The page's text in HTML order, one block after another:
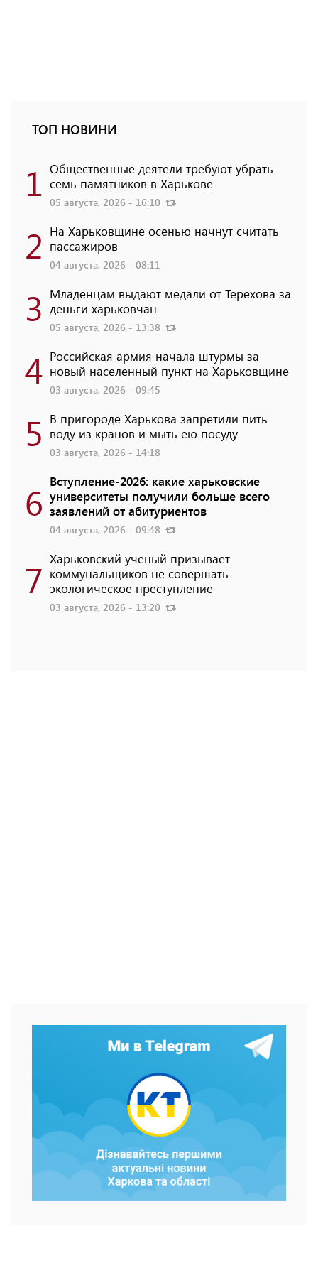
ТОП НОВИНИ
1 Общественные деятели требуют убрать
семь памятников в Харькове
05 августа, 2026 - 16:10
2 На Харьковщине осенью начнут считать
пассажиров
04 августа, 2026 - 08:11
3 Младенцам выдают медали от Терехова за
деньги харьковчан
05 августа, 2026 - 13:38
4 Российская армия начала штурмы за
новый населенный пункт на Харьковщине
03 августа, 2026 - 09:45
5 В пригороде Харькова запретили пить
воду из кранов и мыть ею посуду
03 августа, 2026 - 14:18
6 Вступление-2026: какие харьковские
университеты получили больше всего
заявлений от абитуриентов
04 августа, 2026 - 09:48
7 Харьковский ученый призывает
коммунальщиков не совершать
экологическое преступление
03 августа, 2026 - 13:20